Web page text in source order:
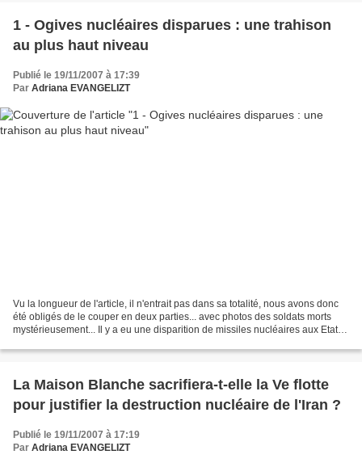
1 - Ogives nucléaires disparues : une trahison
au plus haut niveau
Publié le 19/11/2007 à 17:39
Par Adriana EVANGELIZT
Vu la longueur de l'article, il n'entrait pas dans sa totalité, nous avons donc
été obligés de le couper en deux parties... avec photos des soldats morts
mystérieusement... Il y a eu une disparition de missiles nucléaires aux Etats
La Maison Blanche sacrifiera-t-elle la Ve flotte
pour justifier la destruction nucléaire de l'Iran ?
Publié le 19/11/2007 à 17:19
Par Adriana EVANGELIZT